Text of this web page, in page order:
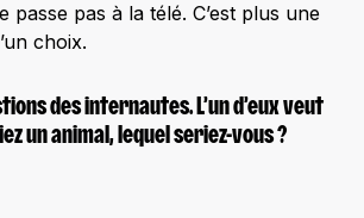
passe pas à la télé. C’est plus une
choix.
des internautes. L’un d’eux veut
un animal, lequel seriez-vous ?